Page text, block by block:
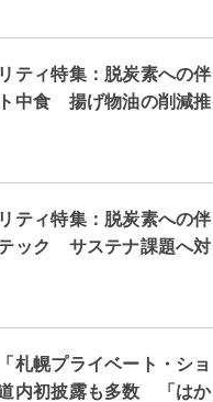
ティ特集：脱炭素への伴
中食 揚げ物油の削減推
ティ特集：脱炭素への伴
ック サステナ課題へ対
札幌プライベート・ショ
内初披露も多数 「はか